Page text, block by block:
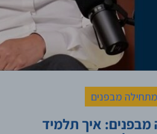
מבפנים
איך תלמיד